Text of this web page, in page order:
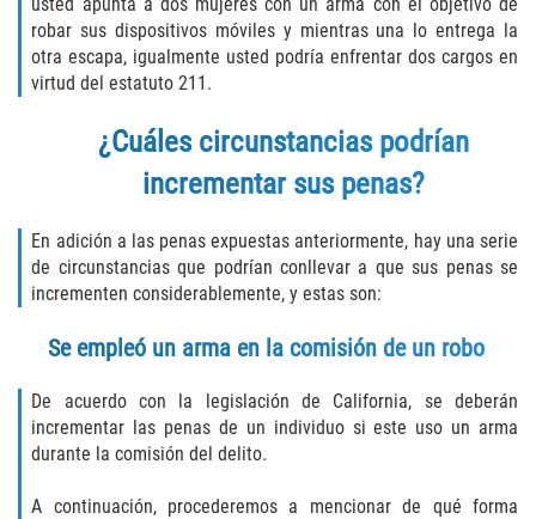
DUI Causando Lesiones
DUI con Pasajeros Menores de 14
DUI en Menores de Edad
Tercera Ofensa de DUI
California
Violencia Doméstica
Abuso de Ancianos y Adultos
robar sus dispositivos móviles y mientras una lo entrega la
otra escapa, igualmente usted podría enfrentar dos cargos en
virtud del estatuto 211.
¿Cuáles circunstancias podrían
incrementar sus penas?
En adición a las penas expuestas anteriormente, hay una serie
de circunstancias que podrían conllevar a que sus penas se
incrementen considerablemente, y estas son:
Se empleó un arma en la comisión de un robo
De acuerdo con la legislación de California, se deberán
incrementar las penas de un individuo si este uso un arma
durante la comisión del delito.
A continuación, procederemos a mencionar de qué forma